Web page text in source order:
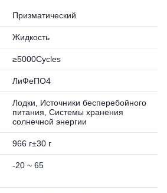
Призматический
Жидкость
≥5000Cycles
ЛиФеПО4
Лодки, Источники бесперебойного
питания, Системы хранения
солнечной энергии
966 г±30 г
-20 ~ 65